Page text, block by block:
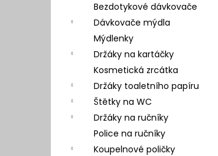
Bezdotykové dávkovače
Dávkovače mýdla
Mýdlenky
Držáky na kartáčky
Kosmetická zrcátka
Držáky toaletního papíru
Štětky na WC
Držáky na ručníky
Police na ručníky
Koupelnové poličky